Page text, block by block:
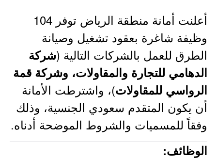
أعلنت أمانة منطقة الرياض توفر 104
وظيفة شاغرة بعقود تشغيل وصيانة
الطرق للعمل بالشركات التالية (شركة
الدهامي للتجارة والمقاولات، وشركة قمة
الرواسي للمقاولات)، واشترطت الأمانة
أن يكون المتقدم سعودي الجنسية، وذلك
وفقاً للمسميات والشروط الموضحة أدناه.
الوظائف: